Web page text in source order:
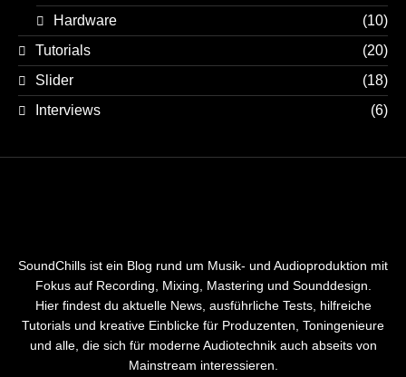
Hardware
(10)
Tutorials
(20)
Slider
(18)
Interviews
(6)
SoundChills ist ein Blog rund um Musik- und Audioproduktion mit
Fokus auf Recording, Mixing, Mastering und Sounddesign.
Hier findest du aktuelle News, ausführliche Tests, hilfreiche
Tutorials und kreative Einblicke für Produzenten, Toningenieure
und alle, die sich für moderne Audiotechnik auch abseits von
Mainstream interessieren.